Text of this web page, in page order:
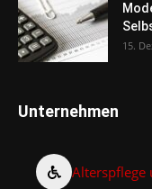
15.
Unternehmen
Alterspflege